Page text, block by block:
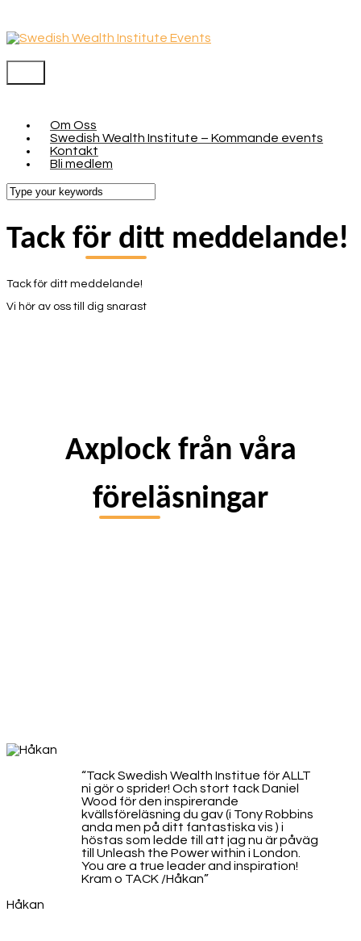
Om Oss
Swedish Wealth Institute – Kommande events
Kontakt
Bli medlem
Tack för ditt meddelande!
Tack för ditt meddelande!
Vi hör av oss till dig snarast
Axplock från våra
föreläsningar
“Tack Swedish Wealth Institue för ALLT
ni gör o sprider! Och stort tack Daniel
Wood för den inspirerande
kvällsföreläsning du gav (i Tony Robbins
anda men på ditt fantastiska vis ) i
höstas som ledde till att jag nu är påväg
till Unleash the Power within i London.
You are a true leader and inspiration!
Kram o TACK /Håkan”
Håkan